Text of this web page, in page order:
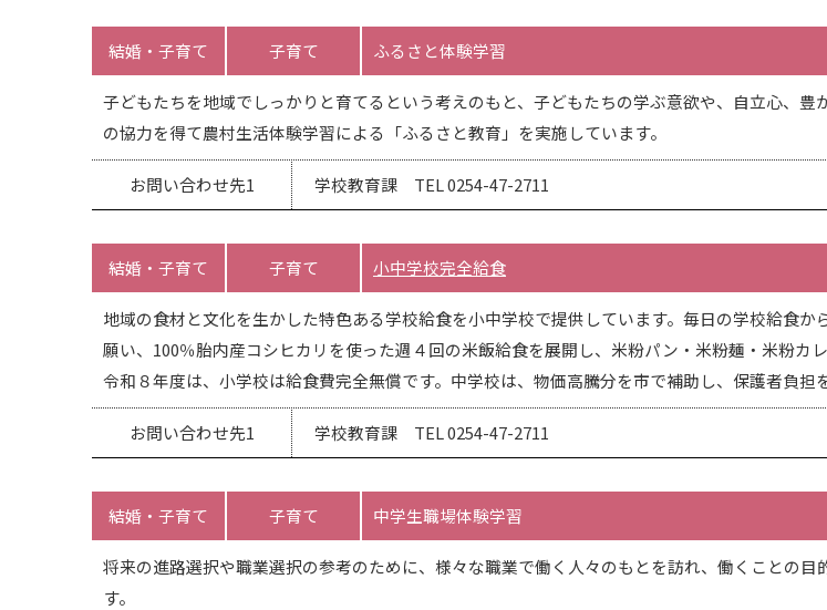
結婚・子育て 子育て ふるさと体験学習
子どもたちを地域でしっかりと育てるという考えのもと、子どもたちの学ぶ意欲や、自立心、
の協力を得て農村生活体験学習による「ふるさと教育」を実施しています。
お問い合わせ先1 学校教育課 TEL 0254-47-2711
結婚・子育て 子育て 小中学校完全給食
地域の食材と文化を生かした特色ある学校給食を小中学校で提供しています。毎日の学校給食
願い、100％胎内産コシヒカリを使った週４回の米飯給食を展開し、米粉パン・米粉麺・米粉カ
令和８年度は、小学校は給食費完全無償です。中学校は、物価高騰分を市で補助し、保護者負担
お問い合わせ先1 学校教育課 TEL 0254-47-2711
結婚・子育て 子育て 中学生職場体験学習
将来の進路選択や職業選択の参考のために、様々な職業で働く人々のもとを訪れ、働くことの
す。